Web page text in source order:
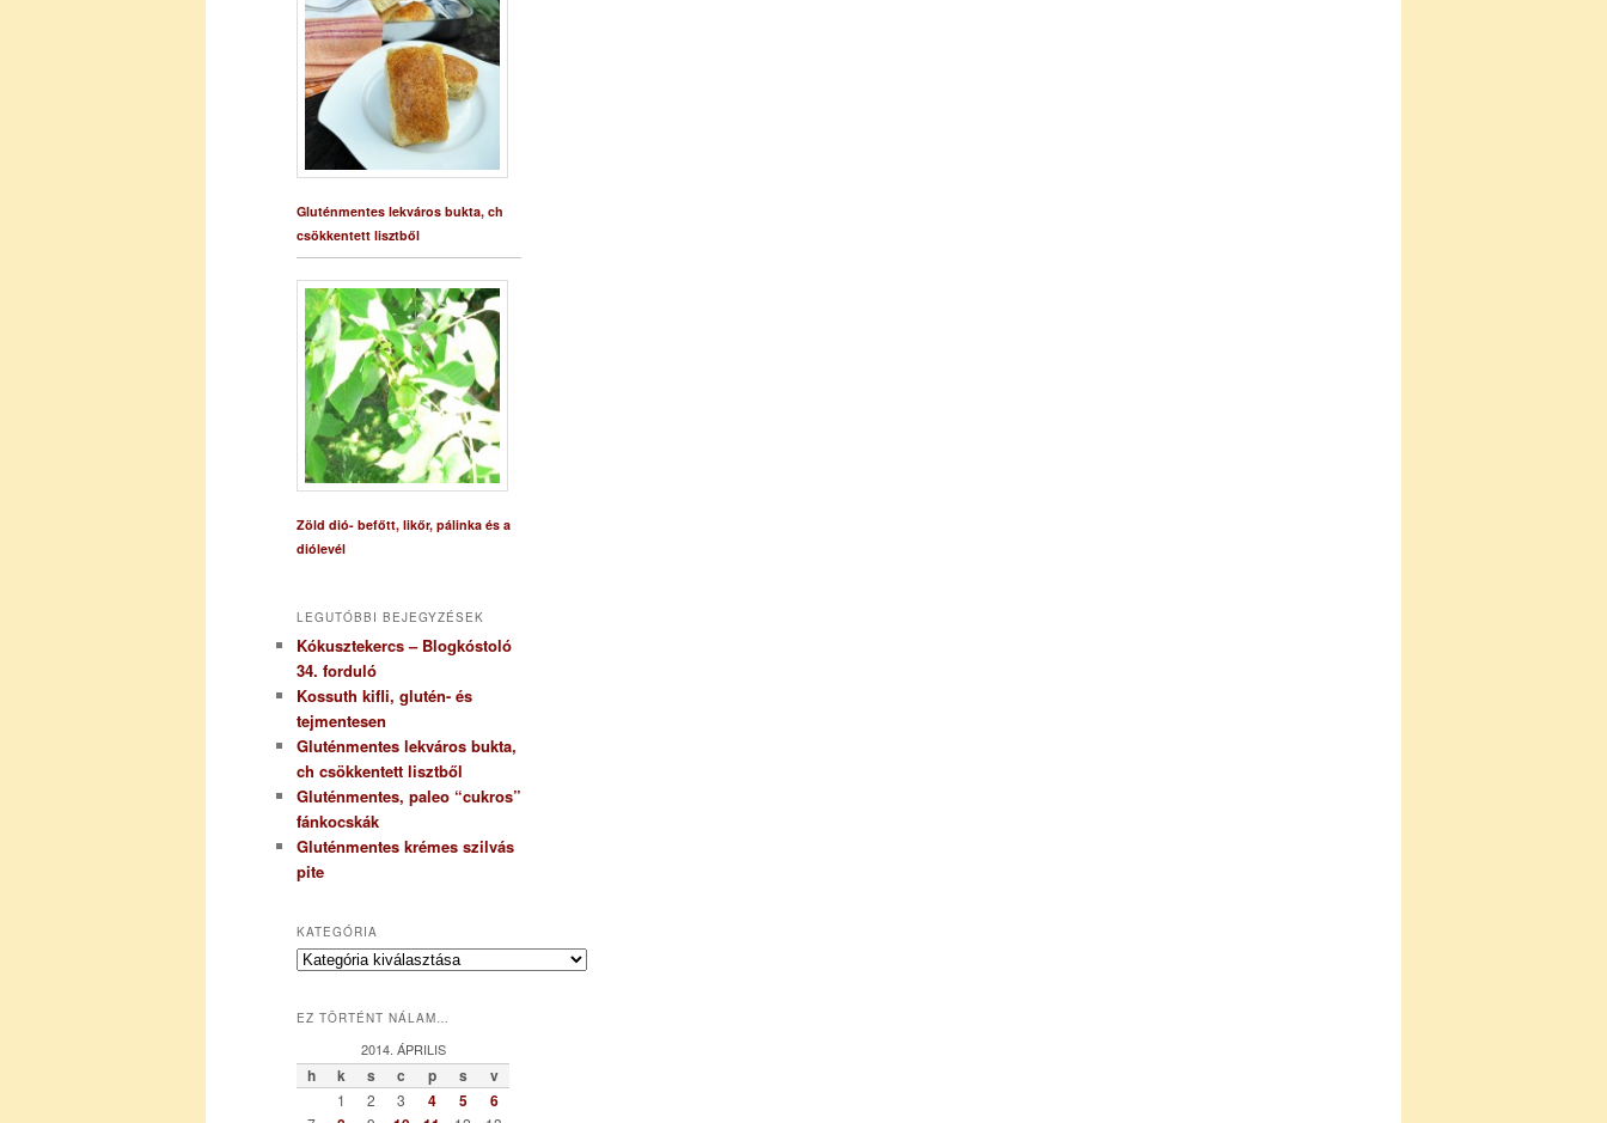
Gluténmentes lekváros bukta, ch
csökkentett lisztből
Zöld dió- befőtt, likőr, pálinka és a
diólevél
LEGUTÓBBI BEJEGYZÉSEK
Kókusztekercs – Blogkóstoló
34. forduló
Kossuth kifli, glutén- és
tejmentesen
Gluténmentes lekváros bukta,
ch csökkentett lisztből
Gluténmentes, paleo “cukros”
fánkocskák
Gluténmentes krémes szilvás
pite
KATEGÓRIA
K
e
r
EZ TÖRTÉNT NÁLAM…
2014. ÁPRILIS
h k s c p s v
1 2 3 4 5 6